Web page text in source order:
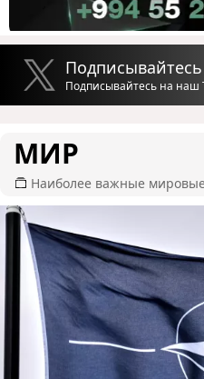
Подписывайтесь на наш
МИР
Наиболее важные